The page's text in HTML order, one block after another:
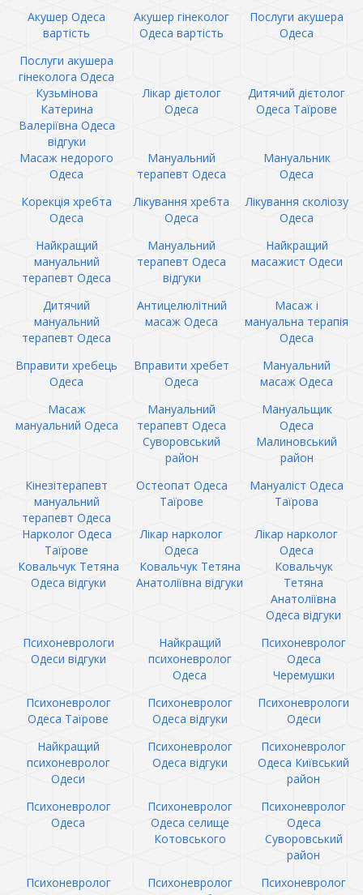
Акушер Одеса
вартість
Акушер гінеколог
Одеса вартість
Послуги акушера
Одеса
Послуги акушера
гінеколога Одеса
Кузьмінова
Катерина
Валеріївна Одеса
відгуки
Лікар дієтолог
Одеса
Дитячий дієтолог
Одеса Таїрове
Масаж недорого
Одеса
Мануальний
терапевт Одеса
Мануальник
Одеса
Корекція хребта
Одеса
Лікування хребта
Одеса
Лікування сколіозу
Одеса
Найкращий
мануальний
терапевт Одеса
Мануальний
терапевт Одеса
відгуки
Найкращий
масажист Одеси
Дитячий
мануальний
терапевт Одеса
Антицелюлітний
масаж Одеса
Масаж і
мануальна терапія
Одеса
Вправити хребець
Одеса
Вправити хребет
Одеса
Мануальний
масаж Одеса
Масаж
мануальний Одеса
Мануальний
терапевт Одеса
Суворовський
район
Мануальщик
Одеса
Малиновський
район
Кінезітерапевт
мануальний
терапевт Одеса
Остеопат Одеса
Таїрове
Мануаліст Одеса
Таїрова
Нарколог Одеса
Таїрове
Лікар нарколог
Одеса
Лікар нарколог
Одеса
Ковальчук Тетяна
Одеса відгуки
Ковальчук Тетяна
Анатоліївна відгуки
Ковальчук
Тетяна
Анатоліївна
Одеса відгуки
Психоневрологи
Одеси відгуки
Найкращий
психоневролог
Одеса
Психоневролог
Одеса
Черемушки
Психоневролог
Одеса Таїрове
Психоневролог
Одеса відгуки
Психоневрологи
Одеси
Найкращий
психоневролог
Одеси
Психоневролог
Одеса відгуки
Психоневролог
Одеса Київський
район
Психоневролог
Одеса
Психоневролог
Одеса селище
Котовського
Психоневролог
Одеса
Суворовський
район
Психоневролог
Психоневролог
Психоневролог